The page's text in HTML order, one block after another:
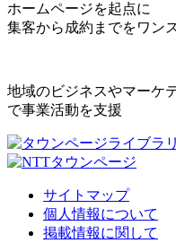
ホームページを起点に
集客から成約までをワン
地域のビジネスやマーケ
で事業活動を支援
サイトマップ
個人情報について
掲載情報に関して